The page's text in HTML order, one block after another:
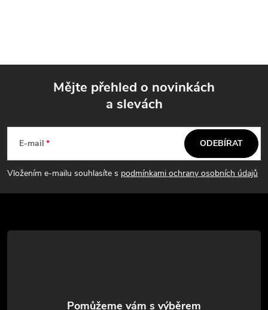
p
a
t
Mějte přehled o novinkách
a slevách
E-mail
Vložením e-mailu souhlasíte s podmínkami ochrany osobních údajů
ODEBÍRAT